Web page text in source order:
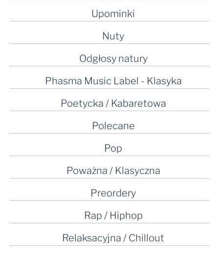
Upominki
Nuty
Odgłosy natury
Phasma Music Label - Klasyka
Poetycka / Kabaretowa
Polecane
Pop
Poważna / Klasyczna
Preordery
Rap / Hiphop
Relaksacyjna / Chillout